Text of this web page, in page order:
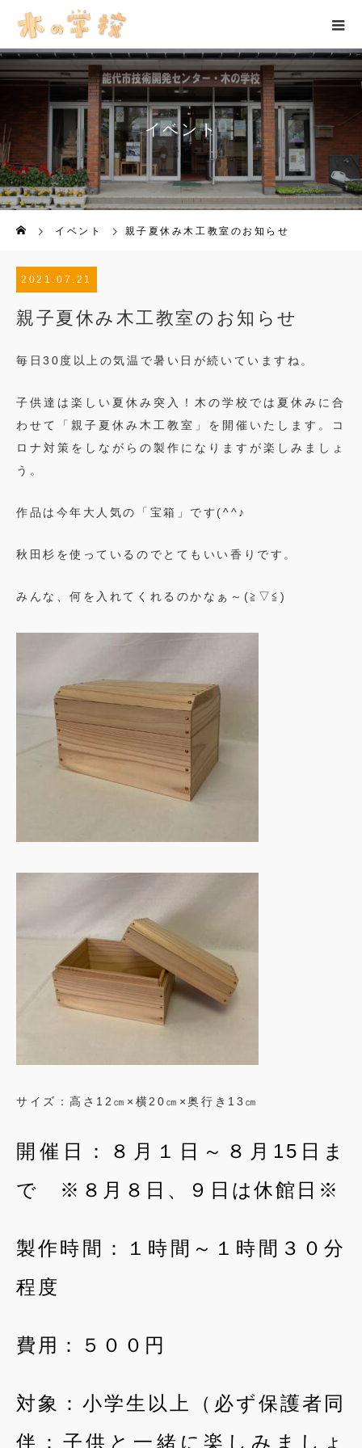
イベント
イベント 親子夏休み木工教室のお知らせ
2021.07.21
親子夏休み木工教室のお知らせ
毎日30度以上の気温で暑い日が続いていますね。
子供達は楽しい夏休み突入！木の学校では夏休みに合
わせて「親子夏休み木工教室」を開催いたします。コ
ロナ対策をしながらの製作になりますが楽しみましょ
う。
作品は今年大人気の「宝箱」です(^^♪
秋田杉を使っているのでとてもいい香りです。
みんな、何を入れてくれるのかなぁ～(≧▽≦)
サイズ：高さ12㎝×横20㎝×奥行き13㎝
開催日：８月１日～８月15日ま
で ※８月８日、９日は休館日※
製作時間：１時間～１時間３０分
程度
費用：５００円
対象：小学生以上（必ず保護者同
伴：子供と一緒に楽しみましょ